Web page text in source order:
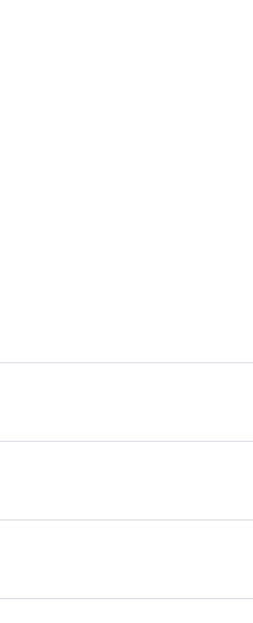
vonatkozó útmutató